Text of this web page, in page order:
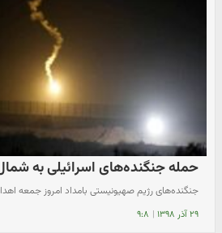
حمله جنگنده‌های اسرائیلی به
جنگنده‌های رژیم صهیونیستی بامداد امروز جمعه
۲۹ آذر ۱۳۹۸ | ۹:۸